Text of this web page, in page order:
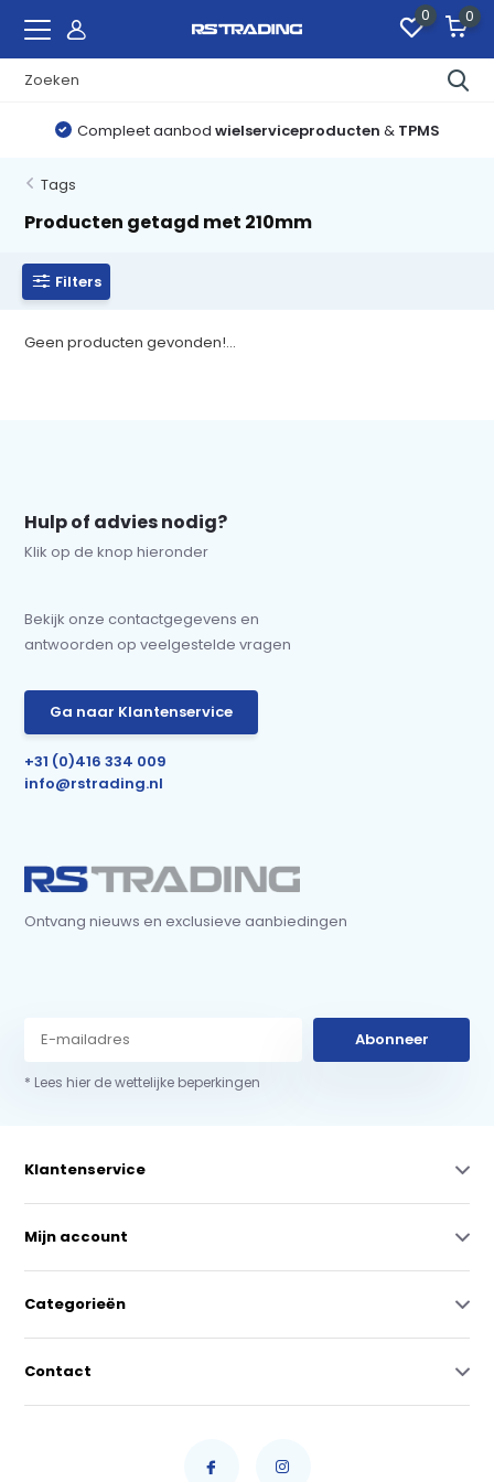
0 0
Compleet aanbod wielserviceproducten & TPMS
Tags
Producten getagd met 210mm
Filters
Geen producten gevonden!...
Hulp of advies nodig?
Klik op de knop hieronder
Bekijk onze contactgegevens en
antwoorden op veelgestelde vragen
Ga naar Klantenservice
+31 (0)416 334 009
info@rstrading.nl
Ontvang nieuws en exclusieve aanbiedingen
Abonneer
* Lees hier de wettelijke beperkingen
Klantenservice
Mijn account
Categorieën
Contact